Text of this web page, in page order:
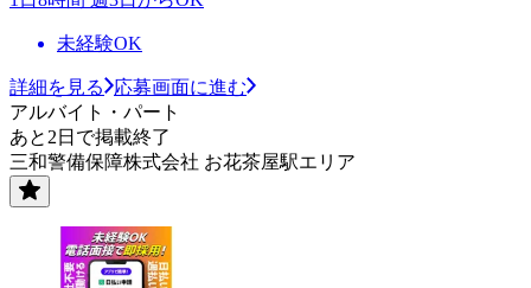
未経験OK
詳細を見る
応募画面に進む
アルバイト・パート
あと2日で掲載終了
三和警備保障株式会社 お花茶屋駅エリア